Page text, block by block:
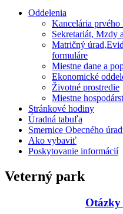
Oddelenia
Kancelária prvého
Sekretariát, Mzdy
Matričný
formuláre
Miestne dane a
Ekonomické
Životné prostredie
Miestne
Stránkové hodiny
Úradná tabuľa
Smernice Obecného
Ako vybaviť
Poskytovanie informácií
Veterný park
Otázky